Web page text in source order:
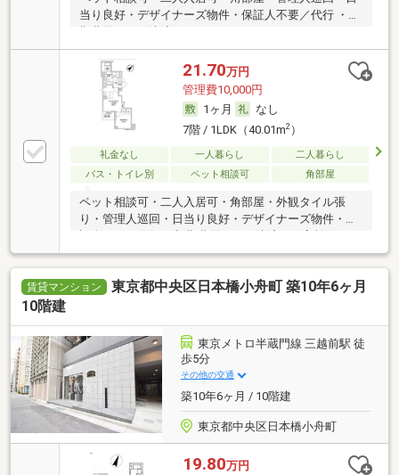
当り良好・デザイナーズ物件・保証人不要／代行 ・初
21.70万円
管理費10,000円
1ヶ月
なし
7階 / 1LDK（40.01m2）
礼金なし 一人暮らし
二人暮らし
バス・トイレ別
ペット相談可 角部屋
ペット相談可・二人入居可・角部屋・外観タイル張
り・管理人巡回・日当り良好・デザイナーズ物件・保
決済可
賃貸マンション
東京都中央区日本橋小舟町 築10年6ヶ月
10階建
東京メトロ半蔵門線 三越前駅 徒
歩5分
その他の交通
築10年6ヶ月 / 10階建
東京都中央区日本橋小舟町
19.80万円